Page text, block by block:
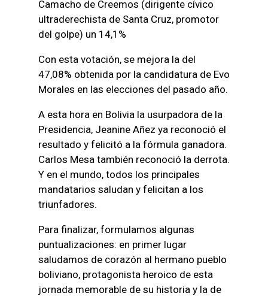
Camacho de Creemos (dirigente cívico
ultraderechista de Santa Cruz, promotor
del golpe) un 14,1%
Con esta votación, se mejora la del
47,08% obtenida por la candidatura de Evo
Morales en las elecciones del pasado año.
A esta hora en Bolivia la usurpadora de la
Presidencia, Jeanine Añez ya reconoció el
resultado y felicitó a la fórmula ganadora.
Carlos Mesa también reconoció la derrota.
Y en el mundo, todos los principales
mandatarios saludan y felicitan a los
triunfadores.
Para finalizar, formulamos algunas
puntualizaciones: en primer lugar
saludamos de corazón al hermano pueblo
boliviano, protagonista heroico de esta
jornada memorable de su historia y la de